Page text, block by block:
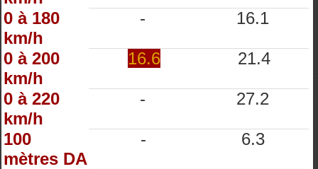
0 à 180
km/h
- 16.1
0 à 200
km/h
16.6 21.4
0 à 220
km/h
- 27.2
100
mètres DA
- 6.3